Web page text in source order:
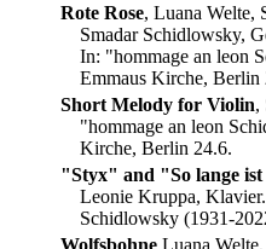
Rote Rose, Luana Welte,
Smadar Schidlowsky,
In: "hommage an leon
Emmaus Kirche, Berlin
Short Melody for Violin,
"hommage an leon
Kirche, Berlin 24.6.
"Styx" and "So lange ist
Leonie Kruppa,
Schidlowsky (1931-
Wolfsbohne Luana